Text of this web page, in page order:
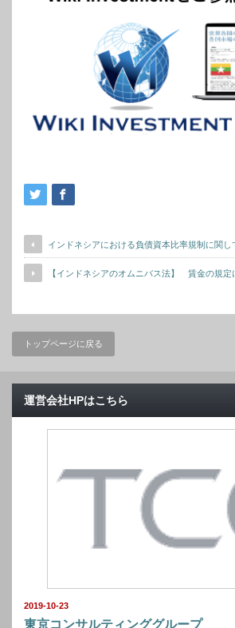
インドネシアにおける負債資本比率規制に関し
【インドネシアのオムニバス法】 賃金の規定
トップページに戻る
運営会社HPはこちら
2019-10-23
東京コンサルティンググループ